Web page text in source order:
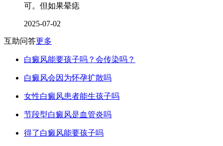
可。但如果晕痣
2025-07-02
互助问答更多
白癜风能要孩子吗？会传染吗？
白癜风会因为怀孕扩散吗
女性白癜风患者能生孩子吗
节段型白癜风是血管炎吗
得了白癜风能要孩子吗